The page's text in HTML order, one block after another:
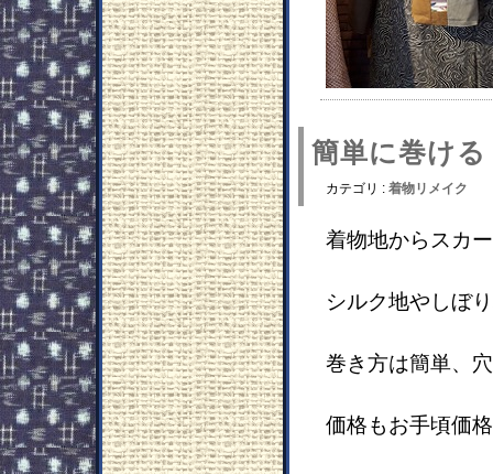
簡単に巻け
カテゴリ : 着物リメイク
着物地からスカ
シルク地やしぼ
巻き方は簡単、
価格もお手頃価